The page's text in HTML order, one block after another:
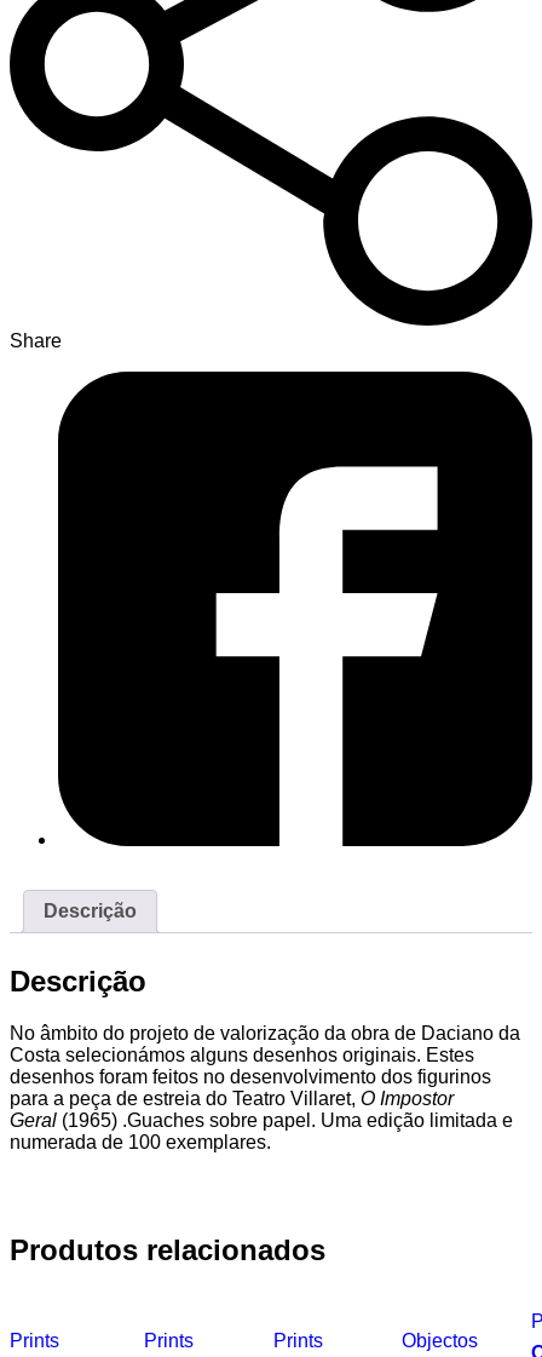
Share
Descrição
Descrição
No âmbito do projeto de valorização da obra de Daciano da
Costa selecionámos alguns desenhos originais. Estes
desenhos foram feitos no desenvolvimento dos figurinos
para a peça de estreia do Teatro Villaret, O Impostor
Geral (1965) .Guaches sobre papel. Uma edição limitada e
numerada de 100 exemplares.
Produtos relacionados
Prints Prints Prints Objectos